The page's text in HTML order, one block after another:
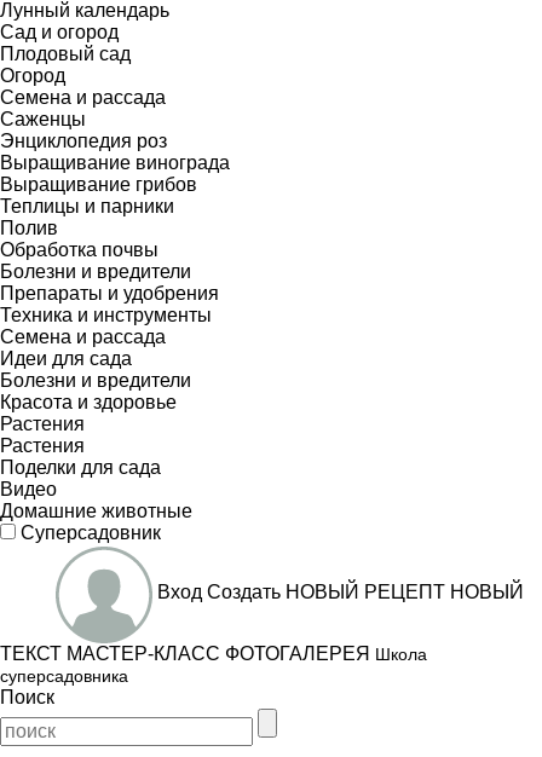
Лунный календарь
Сад и огород
Плодовый сад
Огород
Семена и рассада
Саженцы
Энциклопедия роз
Выращивание винограда
Выращивание грибов
Теплицы и парники
Полив
Обработка почвы
Болезни и вредители
Препараты и удобрения
Техника и инструменты
Семена и рассада
Идеи для сада
Болезни и вредители
Красота и здоровье
Растения
Растения
Поделки для сада
Видео
Домашние животные
Суперсадовник
Вход Создать НОВЫЙ РЕЦЕПТ НОВЫЙ
ТЕКСТ МАСТЕР-КЛАСС ФОТОГАЛЕРЕЯ Школа
суперсадовника
Поиск